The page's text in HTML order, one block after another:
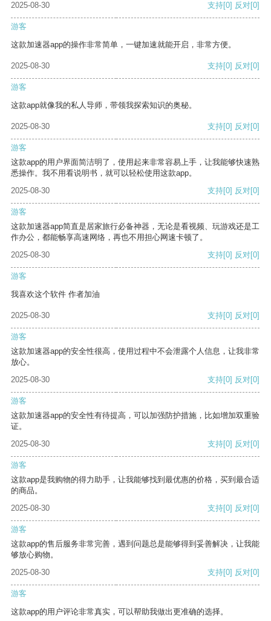
2025-08-30 支持[0] 反对[0]
游客
这款加速器app的操作非常简单，一键加速就能开启，非常方便。
2025-08-30 支持[0] 反对[0]
游客
这款app就像我的私人导师，带领我探索知识的奥秘。
2025-08-30 支持[0] 反对[0]
游客
这款app的用户界面简洁明了，使用起来非常容易上手，让我能够快速熟
悉操作。我不用看说明书，就可以轻松使用这款app。
2025-08-30
支持[0] 反对[0]
游客
这款加速器app简直是居家旅行必备神器，无论是看视频、玩游戏还是工
作办公，都能畅享高速网络，再也不用担心网速卡顿了。
2025-08-30
支持[0] 反对[0]
游客
我喜欢这个软件 作者加油
2025-08-30 支持[0] 反对[0]
游客
这款加速器app的安全性很高，使用过程中不会泄露个人信息，让我非常
放心。
2025-08-30
支持[0] 反对[0]
游客
这款加速器app的安全性有待提高，可以加强防护措施，比如增加双重验
证。
2025-08-30
支持[0] 反对[0]
游客
这款app是我购物的得力助手，让我能够找到最优惠的价格，买到最合适
的商品。
2025-08-30
支持[0] 反对[0]
游客
这款app的售后服务非常完善，遇到问题总是能够得到妥善解决，让我能
够放心购物。
2025-08-30
支持[0] 反对[0]
游客
这款app的用户评论非常真实，可以帮助我做出更准确的选择。